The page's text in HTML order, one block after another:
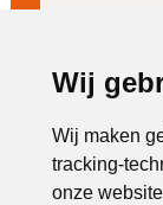
Wij
Wij maken
tracking-
onze
Advertentie: